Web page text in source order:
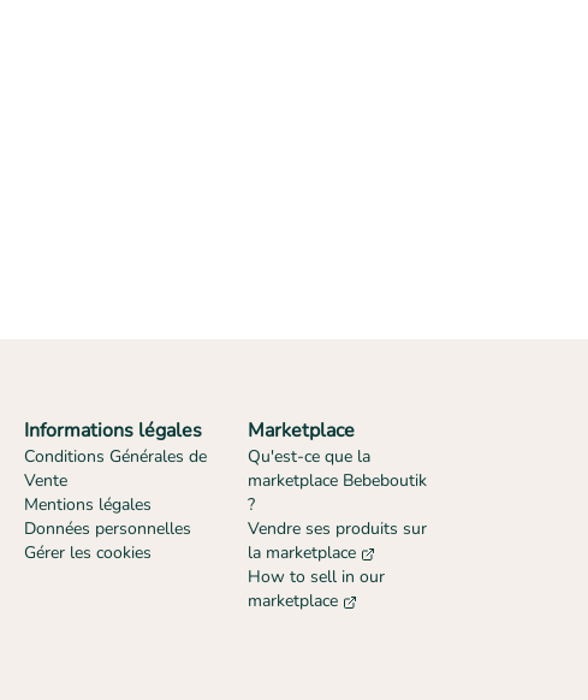
Informations légales
Conditions Générales de
Vente
Mentions légales
Données personnelles
Gérer les cookies
Marketplace
Qu'est-ce que la
marketplace Bebeboutik
?
Vendre ses produits sur
la marketplace
How to sell in our
marketplace